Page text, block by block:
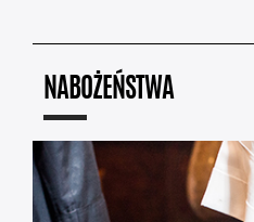
NABOŻEŃSTWA